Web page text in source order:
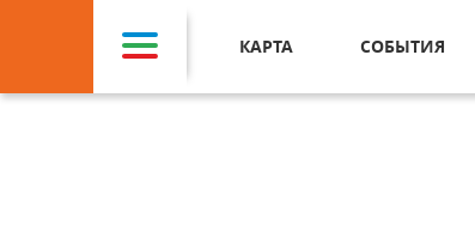
КАРТА СОБЫТИЯ